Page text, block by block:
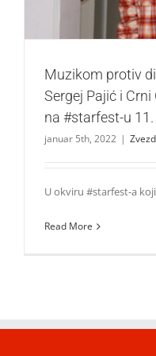
Muzikom protiv
Sergej Pajić i
na #starfest-u
januar 5th, 2022 |
U okviru #starfest-a
Read More